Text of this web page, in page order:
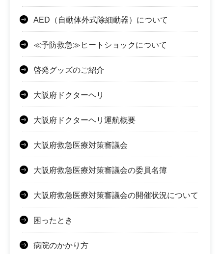
AED（自動体外式除細動器）について
≪予防救急≫ヒートショックについて
啓発グッズのご紹介
大阪府ドクターヘリ
大阪府ドクターヘリ運航概要
大阪府救急医療対策審議会
大阪府救急医療対策審議会の委員名簿
大阪府救急医療対策審議会の開催状況について
困ったとき
病院のかかり方